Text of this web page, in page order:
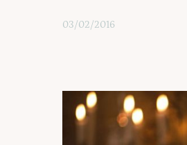
03/02/2016